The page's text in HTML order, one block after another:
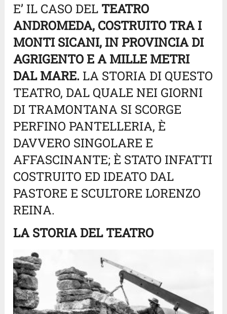
E’ IL CASO DEL TEATRO
ANDROMEDA, COSTRUITO TRA I
MONTI SICANI, IN PROVINCIA DI
AGRIGENTO E A MILLE METRI
DAL MARE. LA STORIA DI QUESTO
TEATRO, DAL QUALE NEI GIORNI
DI TRAMONTANA SI SCORGE
PERFINO PANTELLERIA, È
DAVVERO SINGOLARE E
AFFASCINANTE; È STATO INFATTI
COSTRUITO ED IDEATO DAL
PASTORE E SCULTORE LORENZO
REINA.
LA STORIA DEL TEATRO